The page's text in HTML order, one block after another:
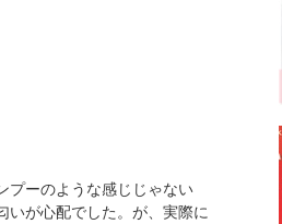
プーのような感じじゃない
いが心配でした。が、実際に